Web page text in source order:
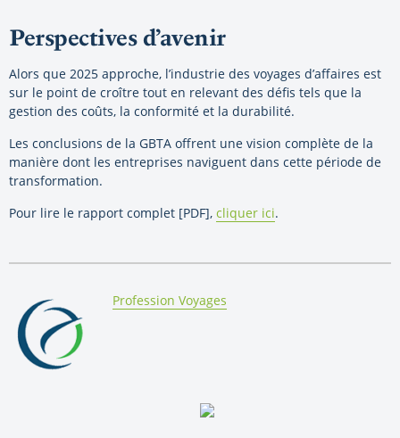
Perspectives d’avenir
Alors que 2025 approche, l’industrie des voyages d’affaires est
sur le point de croître tout en relevant des défis tels que la
gestion des coûts, la conformité et la durabilité.
Les conclusions de la GBTA offrent une vision complète de la
manière dont les entreprises naviguent dans cette période de
transformation.
Pour lire le rapport complet [PDF], cliquer ici.
By:
Profession Voyages